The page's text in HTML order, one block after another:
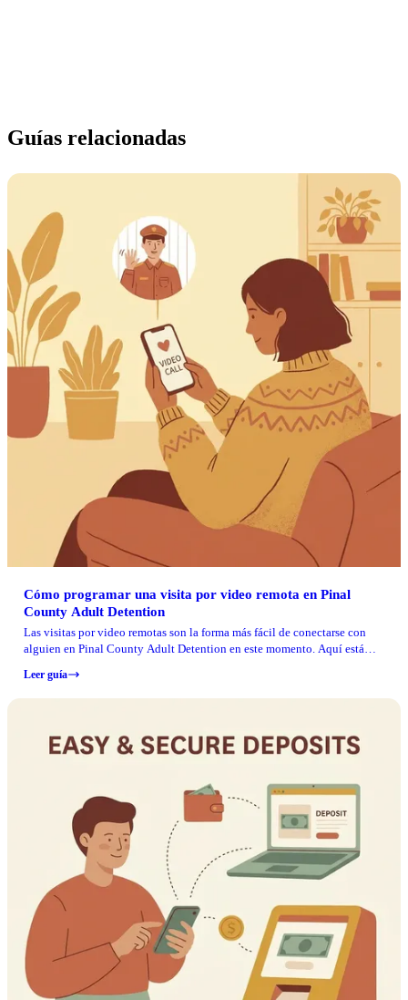
Guías relacionadas
Cómo programar una visita por video remota en Pinal
County Adult Detention
Las visitas por video remotas son la forma más fácil de conectarse con
alguien en Pinal County Adult Detention en este momento. Aquí está
día de la visita.
Leer guía